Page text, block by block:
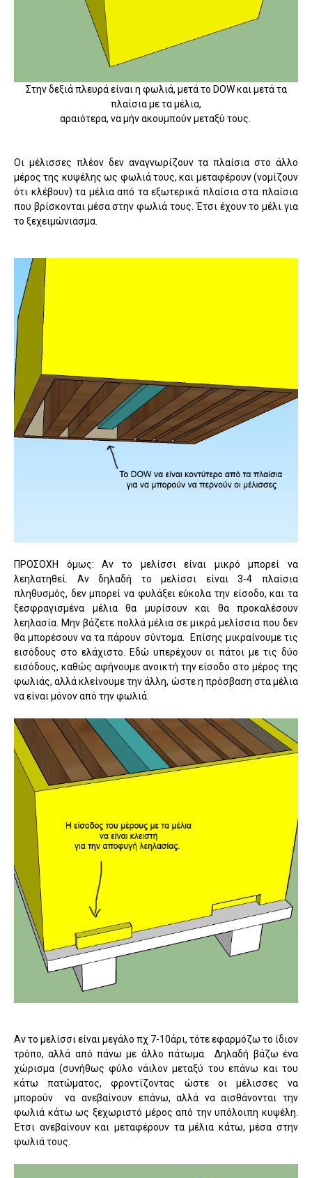
Στην δεξιά πλευρά είναι η φωλιά, μετά το DOW και μετά τα
πλαίσια με τα μέλια,
αραιότερα, να μήν ακουμπούν μεταξύ τους.
Οι μέλισσες πλέον δεν αναγνωρίζουν τα πλαίσια στο άλλο
μέρος της κυψέλης ως φωλιά τους, και μεταφέρουν (νομίζουν
ότι κλέβουν) τα μέλια από τα εξωτερικά πλαίσια στα πλαίσια
που βρίσκονται μέσα στην φωλιά τους. Έτσι έχουν το μέλι για
το ξεχειμώνιασμα.
ΠΡΟΣΟΧΗ όμως: Αν το μελίσσι είναι μικρό μπορεί να
λεηλατηθεί. Αν δηλαδή το μελίσσι είναι 3-4 πλαίσια
πληθυσμός, δεν μπορεί να φυλάξει εύκολα την είσοδο, και τα
ξεσφραγισμένα μέλια θα μυρίσουν και θα προκαλέσουν
λεηλασία. Μην βάζετε πολλά μέλια σε μικρά μελίσσια που δεν
θα μπορέσουν να τα πάρουν σύντομα. Επίσης μικραίνουμε τις
εισόδους στο ελάχιστο. Εδώ υπερέχουν οι πάτοι με τις δύο
εισόδους, καθώς αφήνουμε ανοικτή την είσοδο στο μέρος της
φωλιάς, αλλά κλείνουμε την άλλη, ώστε η πρόσβαση στα μέλια
να είναι μόνον από την φωλιά.
Αν το μελίσσι είναι μεγάλο πχ 7-10άρι, τότε εφαρμόζω το ίδιον
τρόπο, αλλά από πάνω με άλλο πάτωμα. Δηλαδή βάζω ένα
χώρισμα (συνήθως φύλο νάιλον μεταξύ του επάνω και του
κάτω πατώματος, φροντίζοντας ώστε οι μέλισσες να
μπορούν να ανεβαίνουν επάνω, αλλά να αισθάνονται την
φωλιά κάτω ως ξεχωριστό μέρος από την υπόλοιπη κυψέλη.
Έτσι ανεβαίνουν και μεταφέρουν τα μέλια κάτω, μέσα στην
φωλιά τους.